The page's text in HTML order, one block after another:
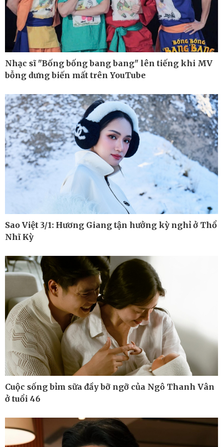
Kinh tế
Bất động sản
Khởi nghiệp
Thị trường
Giá vàng
Tiêu dùng
Tỷ giá
Chứng khoán
Giá cà phê
Pháp luật
Vụ án
Tin nóng
Tư vấn luật
Pickleball
Bóng đá quốc tế
Bóng đá Việt Nam
Thế giới thể thao
Lịch thi đấu bóng đá
eSports
Hậu trường
Nhạc sĩ "Bống bống bang bang" lên tiếng khi MV
bỗng dưng biến mất trên YouTube
Sao Việt 3/1: Hương Giang tận hưởng kỳ nghỉ ở Thổ
Nhĩ Kỳ
Cuộc sống bỉm sữa đầy bỡ ngỡ của Ngô Thanh Vân
ở tuổi 46